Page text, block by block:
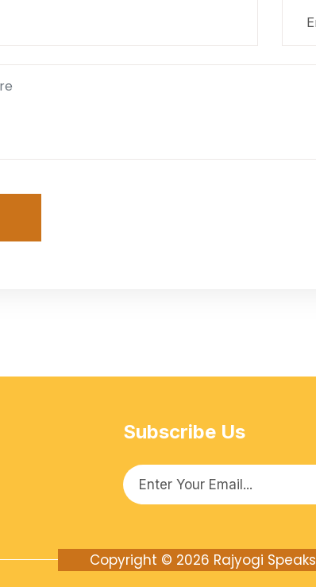
Subscribe Us
Copyright © 2026 Rajyogi Speaks